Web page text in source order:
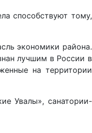
способствуют тому,
экономики района.
лучшим в России в
на территории
Увалы», санатории-